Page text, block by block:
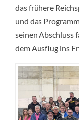
das frühere
und das
seinen Abschluss
dem Ausflug ins